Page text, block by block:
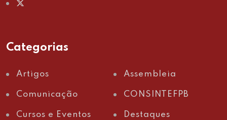
Categorias
Artigos Assembleia
Comunicação CONSINTEFPB
Cursos e Eventos Destaques